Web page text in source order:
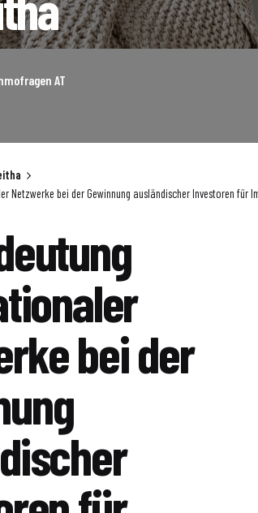
AT
Netzwerke bei der Gewinnung ausländischer Investoren für
bei der